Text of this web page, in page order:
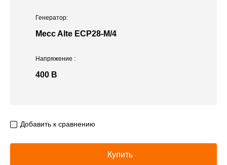
Напряжение :
400 В
Генератор:
Mecc Alte ЕСР28-М/4
Добавить к сравнению
Купить